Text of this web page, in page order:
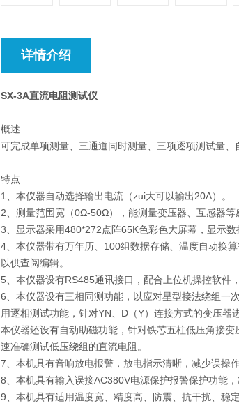
详情介绍
SX-3A直流电阻测试仪
概述
可完成单项测量、三通道同时测量、三项逐项测试量
特点
1、本仪器自动选择输出电流（zui大可以输出20A）。
2、测量范围宽（0Ω-50Ω），能测量变压器、互感器等
3、显示器采用480*272点阵65K色彩色大屏幕，显示数
4、本仪器带有万年历、100组数据存储、温度自动换
以供查阅编辑。
5、本仪器设有RS485通讯接口，配合上位机操控软件
6、本仪器设有三相同测功能，以应对星型接法绕组一
用逐相测试功能，针对YN、D（Y）连接方式的变压器
本仪器还设有自动助磁功能，针对铁芯五柱低压角接
速准确测试低压绕组的直流电阻。
7、本机具有音响放电报警，放电指示清晰，减少误操作
8、本机具有输入误接AC380V电源保护报警保护功能
9、本机具有适用温度宽、精度高、防震、抗干扰